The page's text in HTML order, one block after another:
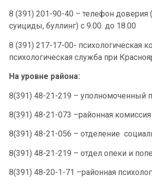
8 (391) 201-90-40 – телефон доверия
суициды, буллинг) с 9.00. до 18.00
8 (391) 217-17-00- психологическая
психологическая служба при
На уровне района:
8(391) 48-21-219 – уполномоченный
8(391) 48-21-073 –районная
8(391) 48-21-056 – отделение
8(391) 48-21-219 – отдел опеки и
8(391) 48-20-1-71 –районная